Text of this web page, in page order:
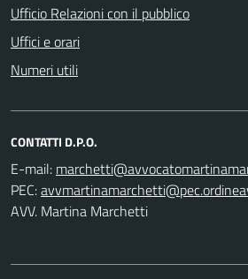
Ufficio Relazioni con il pubblico
Uffici e orari
Numeri utili
CONTATTI D.P.O.
E-mail:
PEC:
AVV. Martina Marchetti